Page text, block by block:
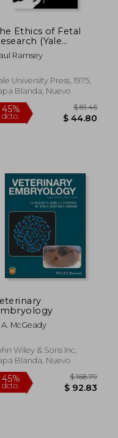
Ethics of Fetal
(Yale
(en Inglés)
Ramsey
University Press, 1975,
Blanda, Nuevo
A. McGeady
Wiley & Sons Inc,
Blanda, Nuevo